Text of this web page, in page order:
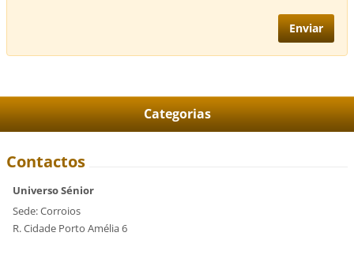
Categorias
Contactos
Universo Sénior
Sede: Corroios
R. Cidade Porto Amélia 6